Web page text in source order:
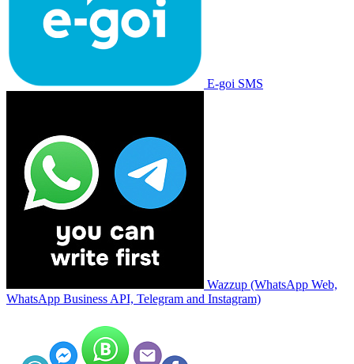
E-goi SMS
Wazzup (WhatsApp Web,
WhatsApp Business API, Telegram and Instagram)